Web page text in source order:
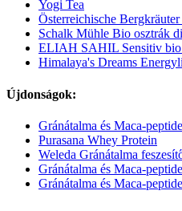
Yogi Tea
Österreichische
Schalk Mühle Bio osztrák
ELIAH SAHIL Sensitiv bio
Himalaya's Dreams
Újdonságok:
Gránátalma és Maca-
Purasana Whey Protein
Weleda Gránátalma
Gránátalma és Maca-
Gránátalma és Maca-